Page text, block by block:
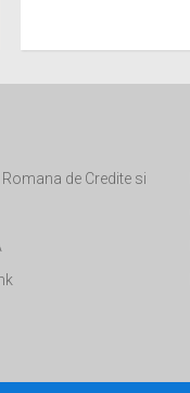
Romana de Credite si